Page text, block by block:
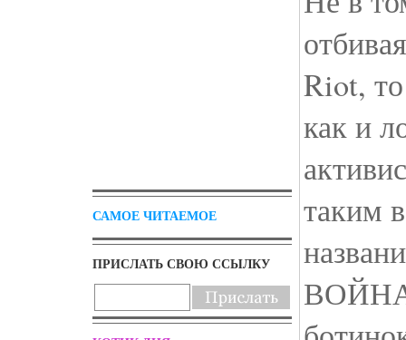
САМОЕ ЧИТАЕМОЕ
ПРИСЛАТЬ СВОЮ ССЫЛКУ
Riot,
как и
таким